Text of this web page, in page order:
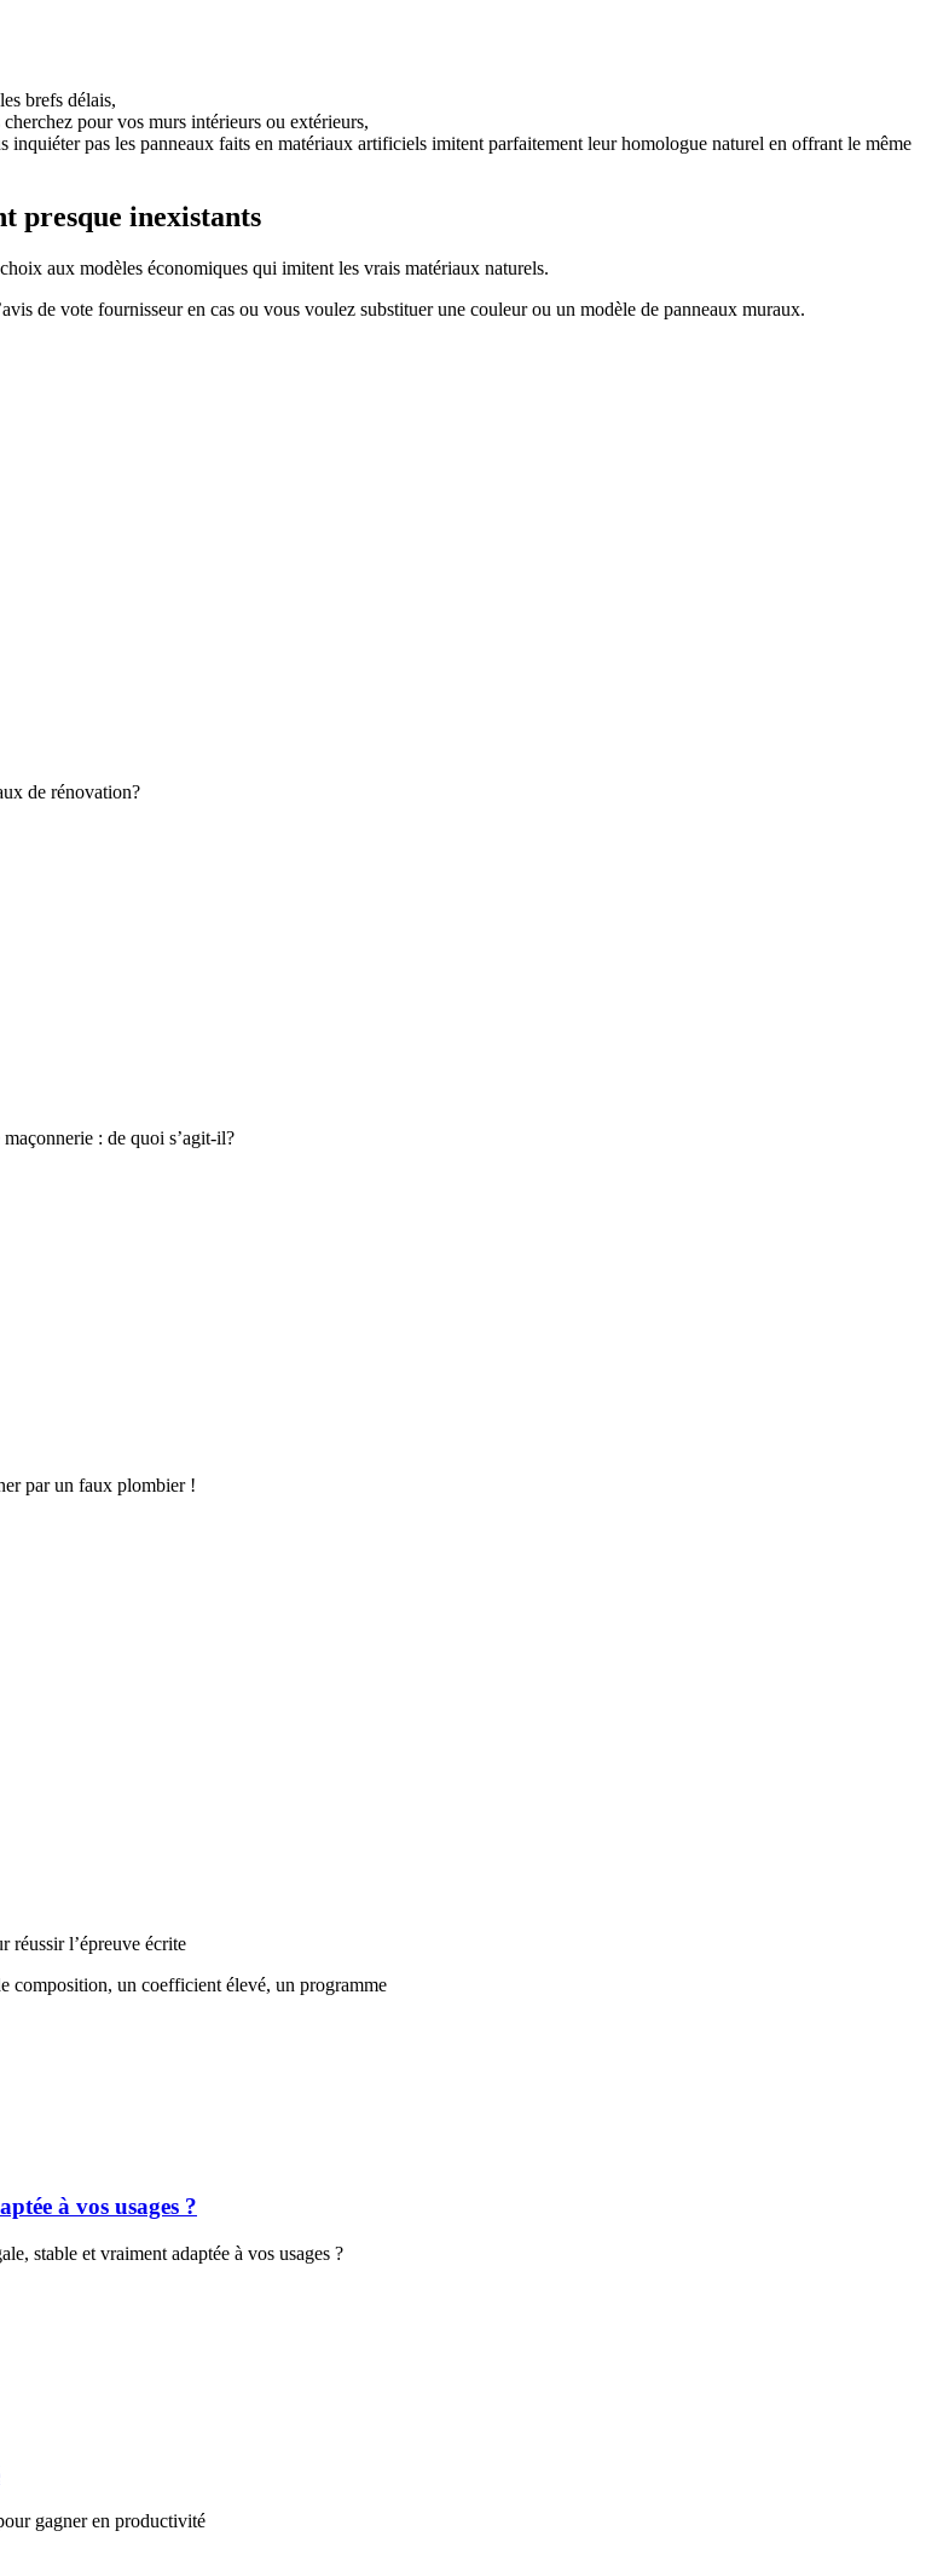
brefs délais,
pour vos murs intérieurs ou extérieurs,
pas les panneaux faits en matériaux artificiels imitent parfaitement leur homologue naturel en offrant le même
presque inexistants
aux modèles économiques qui imitent les vrais matériaux naturels.
de vote fournisseur en cas ou vous voulez substituer une couleur ou un modèle de panneaux muraux.
de rénovation?
: de quoi s’agit-il?
par un faux plombier !
réussir l’épreuve écrite
composition, un coefficient élevé, un programme
à vos usages ?
stable et vraiment adaptée à vos usages ?
gagner en productivité